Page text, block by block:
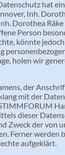
hat
Inh.
Dorothea
Person
könnte
holen wir
der
mit der
dieser
Zweck der von
Ferner werden
aufgeklärt.